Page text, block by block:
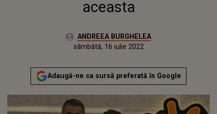
aceasta
Autor:ANDREEA BURGHELEA
joi, 19 noiembrie 2020Actualizat:
sâmbătă, 16 iulie 2022
Adaugă-ne ca sursă preferată în Google